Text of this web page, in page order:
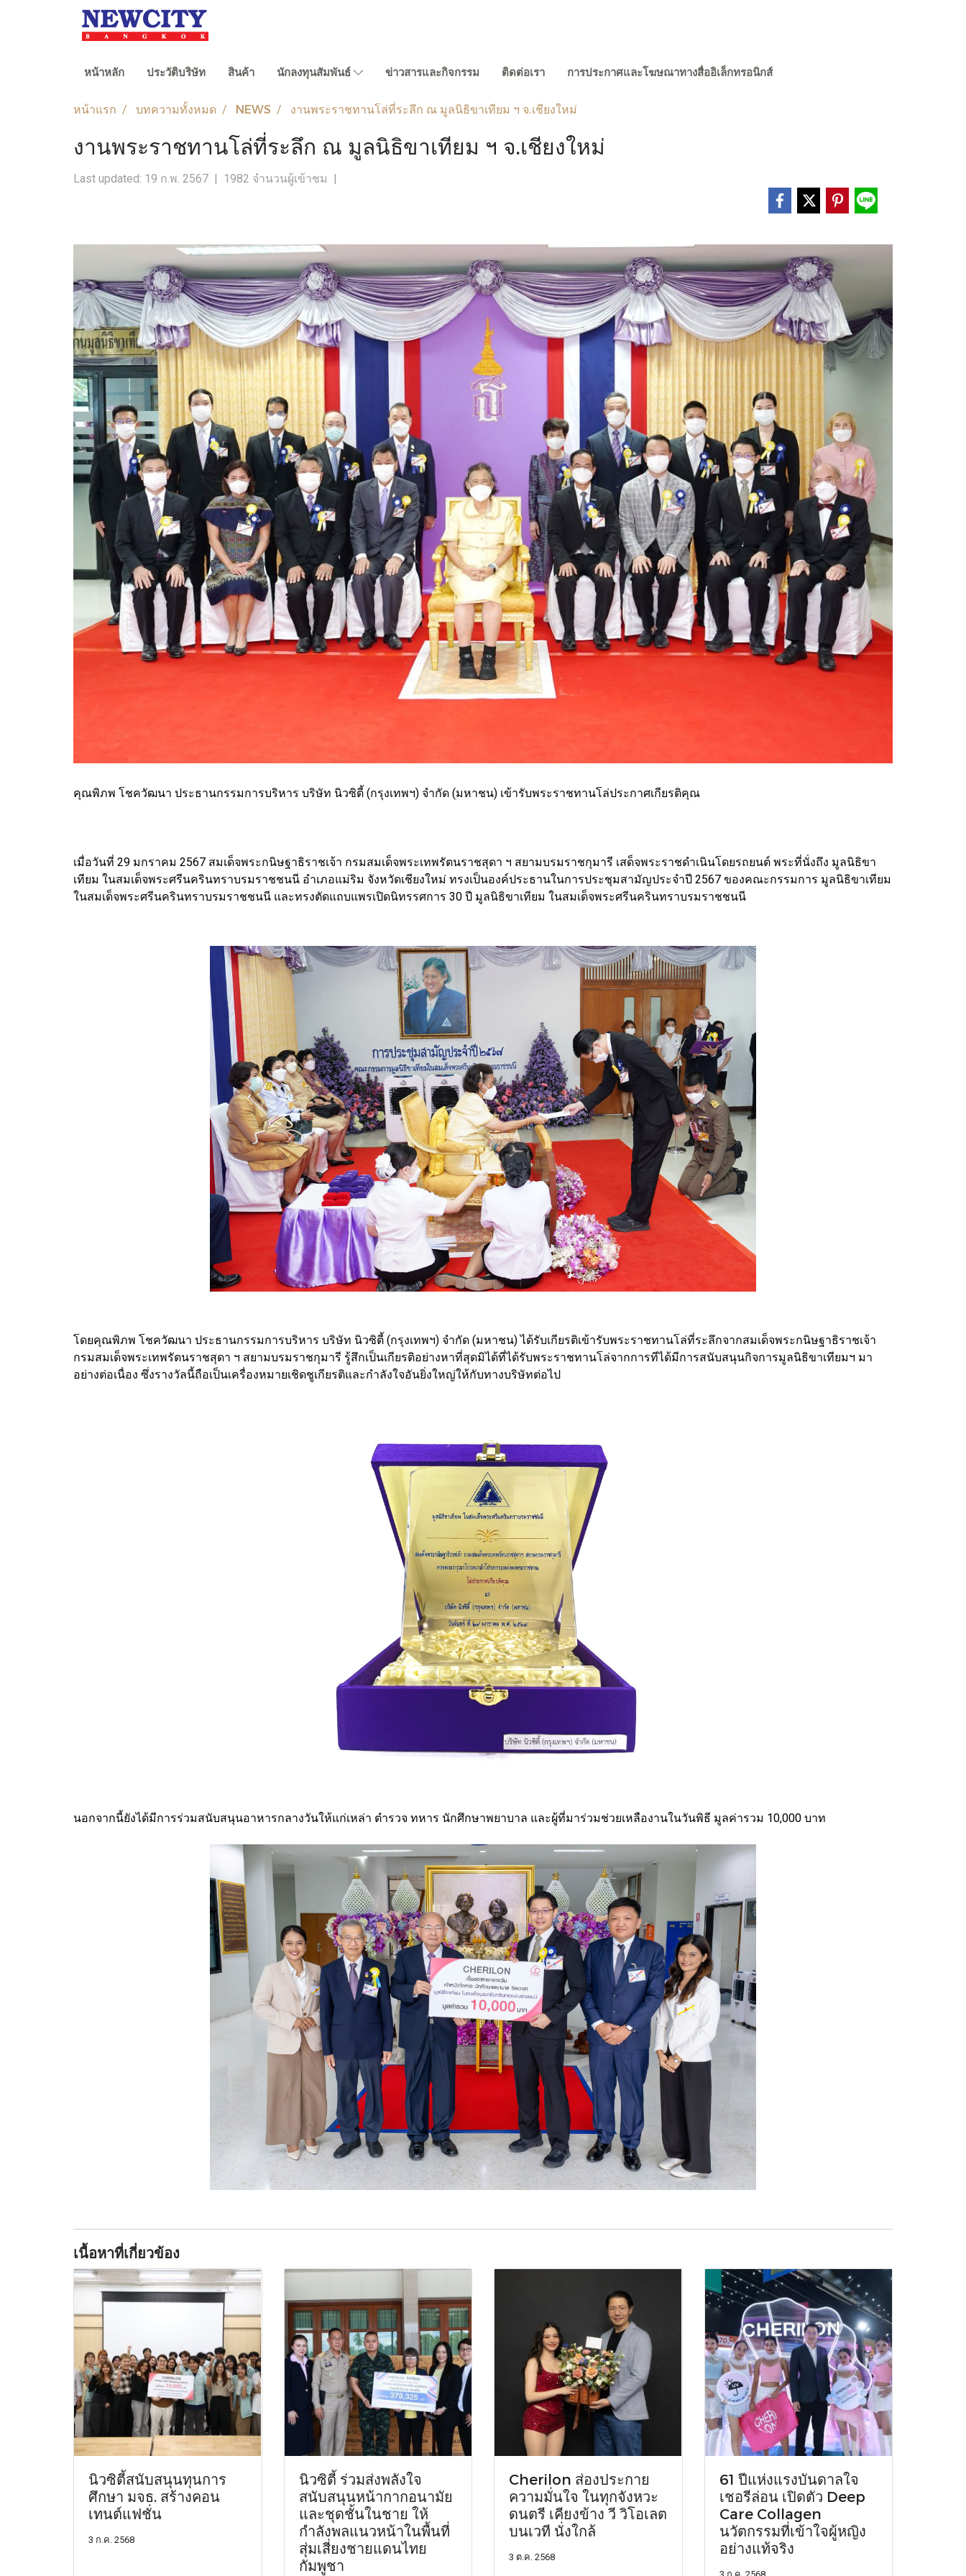
หน้าหลัก ประวัติบริษัท สินค้า นักลงทุนสัมพันธ์ ข่าวสารและกิจกรรม ติดต่อเรา การประกาศและโฆษณาทางสื่ออิเล็กทรอนิกส์
หน้าแรก บทความทั้งหมด NEWS งานพระราชทานโล่ที่ระลึก ณ มูลนิธิขาเทียม ฯ จ.เชียงใหม่
งานพระราชทานโล่ที่ระลึก ณ มูลนิธิขาเทียม ฯ จ.เชียงใหม่
Last updated: 19 ก.พ. 2567 | 1982 จำนวนผู้เข้าชม |
คุณพิภพ โชควัฒนา ประธานกรรมการบริหาร บริษัท นิวซิตี้ (กรุงเทพฯ) จำกัด (มหาชน) เข้ารับพระราชทานโล่ประกาศเกียรติคุณ
เมื่อวันที่ 29 มกราคม 2567 สมเด็จพระกนิษฐาธิราชเจ้า กรมสมเด็จพระเทพรัตนราชสุดา ฯ สยามบรมราชกุมารี เสด็จพระราชดำเนินโดยรถยนต์ พระที่นั่งถึง มูลนิธิขา
เทียม ในสมเด็จพระศรีนครินทราบรมราชชนนี อำเภอแม่ริม จังหวัดเชียงใหม่ ทรงเป็นองค์ประธานในการประชุมสามัญประจำปี 2567 ของคณะกรรมการ มูลนิธิขาเทียม
ในสมเด็จพระศรีนครินทราบรมราชชนนี และทรงตัดแถบแพรเปิดนิทรรศการ 30 ปี มูลนิธิขาเทียม ในสมเด็จพระศรีนครินทราบรมราชชนนี
โดยคุณพิภพ โชควัฒนา ประธานกรรมการบริหาร บริษัท นิวซิตี้ (กรุงเทพฯ) จำกัด (มหาชน) ได้รับเกียรติเข้ารับพระราชทานโล่ที่ระลึกจากสมเด็จพระกนิษฐาธิราชเจ้า
กรมสมเด็จพระเทพรัตนราชสุดา ฯ สยามบรมราชกุมารี รู้สึกเป็นเกียรติอย่างหาที่สุดมิได้ที่ได้รับพระราชทานโล่จากการทีได้มีการสนับสนุนกิจการมูลนิธิขาเทียมฯ มา
อย่างต่อเนื่อง ซึ่งรางวัลนี้ถือเป็นเครื่องหมายเชิดชูเกียรติและกำลังใจอันยิ่งใหญ่ให้กับทางบริษัทต่อไป
นอกจากนี้ยังได้มีการร่วมสนับสนุนอาหารกลางวันให้แก่เหล่า ตำรวจ ทหาร นักศึกษาพยาบาล และผู้ที่มาร่วมช่วยเหลืองานในวันพิธี มูลค่ารวม 10,000 บาท
เนื้อหาที่เกี่ยวข้อง
นิวซิตี้สนับสนุนทุนการ
ศึกษา มจธ. สร้างคอน
เทนต์แฟชั่น
3 ก.ค. 2568
นิวซิตี้ ร่วมส่งพลังใจ
สนับสนุนหน้ากากอนามัย
และชุดชั้นในชาย ให้
กำลังพลแนวหน้าในพื้นที่
สุ่มเสี่ยงชายแดนไทย
กัมพูชา
Cherilon ส่องประกาย
ความมั่นใจ ในทุกจังหวะ
ดนตรี เคียงข้าง วี วิโอเลต
บนเวที นั่งใกล้
3 ต.ค. 2568
61 ปีแห่งแรงบันดาลใจ
เชอรีล่อน เปิดตัว Deep
Care Collagen
นวัตกรรมที่เข้าใจผู้หญิง
อย่างแท้จริง